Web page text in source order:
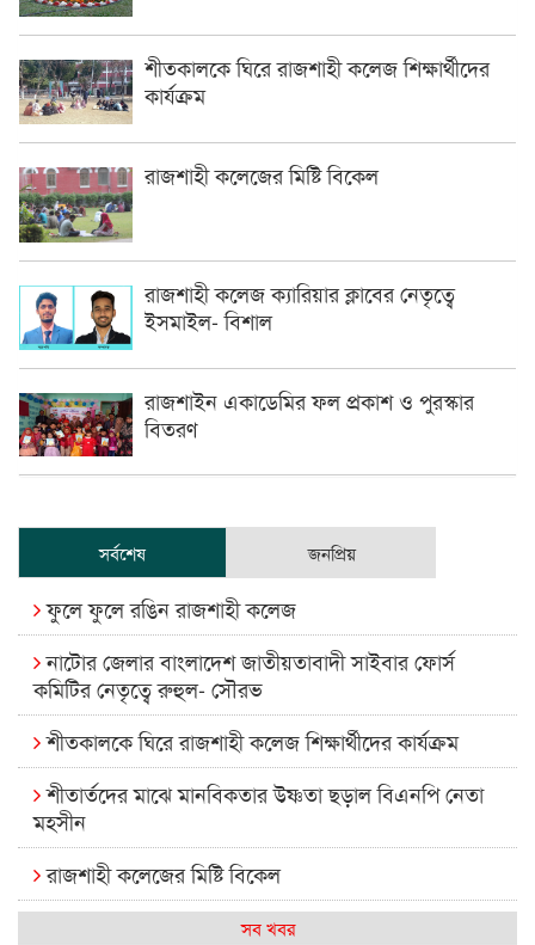
শীতকালকে ঘিরে রাজশাহী কলেজ শিক্ষার্থীদের
কার্যক্রম
রাজশাহী কলেজের মিষ্টি বিকেল
রাজশাহী কলেজ ক্যারিয়ার ক্লাবের নেতৃত্বে
ইসমাইল- বিশাল
রাজশাইন একাডেমির ফল প্রকাশ ও পুরস্কার
বিতরণ
সর্বশেষ জনপ্রিয়
ফুলে ফুলে রঙিন রাজশাহী কলেজ
নাটোর জেলার বাংলাদেশ জাতীয়তাবাদী সাইবার ফোর্স
কমিটির নেতৃত্বে রুহুল- সৌরভ
শীতকালকে ঘিরে রাজশাহী কলেজ শিক্ষার্থীদের কার্যক্রম
শীতার্তদের মাঝে মানবিকতার উষ্ণতা ছড়াল বিএনপি নেতা
মহসীন
রাজশাহী কলেজের মিষ্টি বিকেল
কেমন আছে আমাদের দেশের মধ্যবিত্তরা
সব খবর